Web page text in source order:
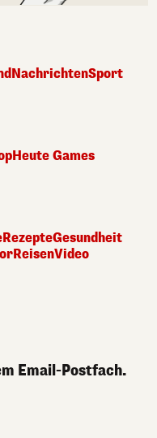
NachrichtenSport
Heute Games
RezepteGesundheit
ReisenVideo
Email-Postfach.